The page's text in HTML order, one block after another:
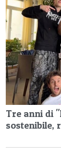
Tre anni di
sostenibile,